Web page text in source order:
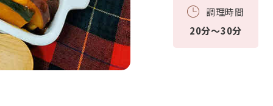
調理時間
20分～30分